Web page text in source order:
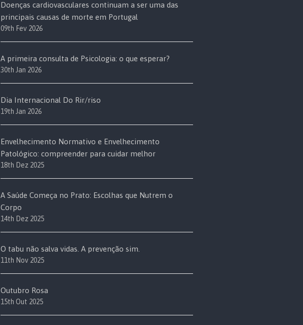
Doenças cardiovasculares continuam a ser uma das
principais causas de morte em Portugal
09th Fev 2026
A primeira consulta de Psicologia: o que esperar?
30th Jan 2026
Dia Internacional Do Rir/riso
19th Jan 2026
Envelhecimento Normativo e Envelhecimento
Patológico: compreender para cuidar melhor
18th Dez 2025
A Saúde Começa no Prato: Escolhas que Nutrem o
Corpo
14th Dez 2025
O tabu não salva vidas. A prevenção sim.
11th Nov 2025
Outubro Rosa
15th Out 2025